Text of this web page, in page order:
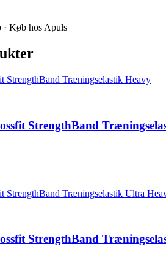
· Køb hosApuls
StrengthBand
StrengthBand